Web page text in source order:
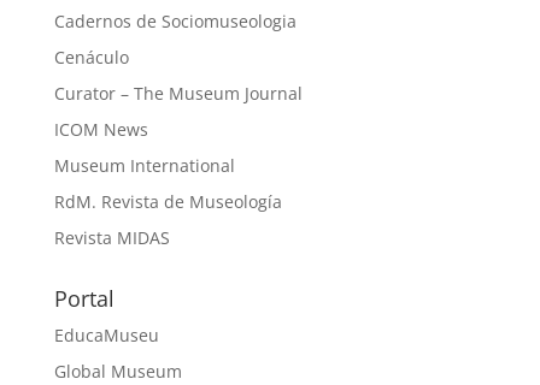
Cadernos de Sociomuseologia
Cenáculo
Curator – The Museum Journal
ICOM News
Museum International
RdM. Revista de Museología
Revista MIDAS
Portal
EducaMuseu
Global Museum